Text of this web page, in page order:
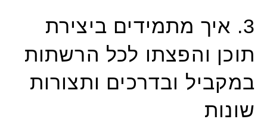
3. איך מתמידים ביצירת
תוכן והפצתו לכל הרשתות
במקביל ובדרכים ותצורות
שונות